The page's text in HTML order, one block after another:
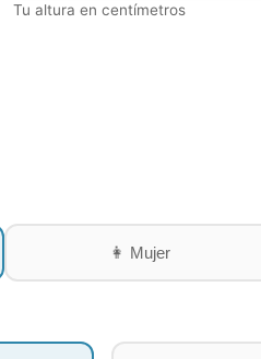
Tu altura en centímetros
👩 Mujer